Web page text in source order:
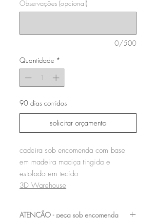
Observações (opcional)
0/500
Quantidade *
90 dias corridos
solicitar orçamento
cadeira sob encomenda com base
em madeira maciça tingida e
estofado em tecido
3D Warehouse
ATENÇÃO - peça sob encomenda